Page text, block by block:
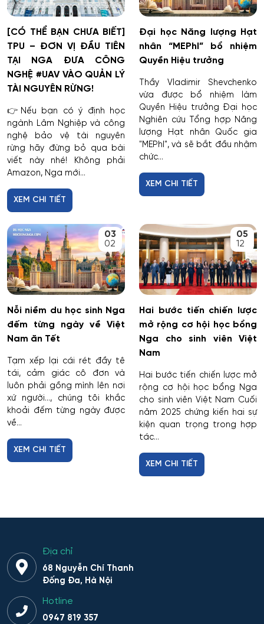
[CÓ THỂ BẠN CHƯA BIẾT]
TPU – ĐƠN VỊ ĐẦU TIÊN
TẠI NGA ĐƯA CÔNG
NGHỆ #UAV VÀO QUẢN LÝ
TÀI NGUYÊN RỪNG!
👉Nếu bạn có ý định học
ngành Lâm Nghiệp và công
nghệ bảo vệ tài nguyên
rừng hãy đừng bỏ qua bài
viết này nhé! Không phải
Amazon, Nga mới...
XEM CHI TIẾT
Đại học Năng lượng Hạt
nhân “MEPhI” bổ nhiệm
Quyền Hiệu trưởng
Thầy Vladimir Shevchenko
vừa được bổ nhiệm làm
Quyền Hiệu trưởng Đại học
Nghiên cứu Tổng hợp Năng
lượng Hạt nhân Quốc gia
"MEPhI", và sẽ bắt đầu nhậm
chức...
XEM CHI TIẾT
03
02
Nỗi niềm du học sinh Nga
đếm từng ngày về Việt
Nam ăn Tết
Tạm xếp lại cái rét đầy tê
tái, cảm giác cô đơn và
luôn phải gồng mình lên nơi
xứ người…, chúng tôi khắc
khoải đếm từng ngày được
về...
XEM CHI TIẾT
05
12
Hai bước tiến chiến lược
mở rộng cơ hội học bổng
Nga cho sinh viên Việt
Nam
Hai bước tiến chiến lược mở
rộng cơ hội học bổng Nga
cho sinh viên Việt Nam Cuối
năm 2025 chứng kiến hai sự
kiện quan trọng trong hợp
tác...
XEM CHI TIẾT
Địa chỉ
68 Nguyễn Chí Thanh
Đống Đa, Hà Nội
Hotline
0947 819 357